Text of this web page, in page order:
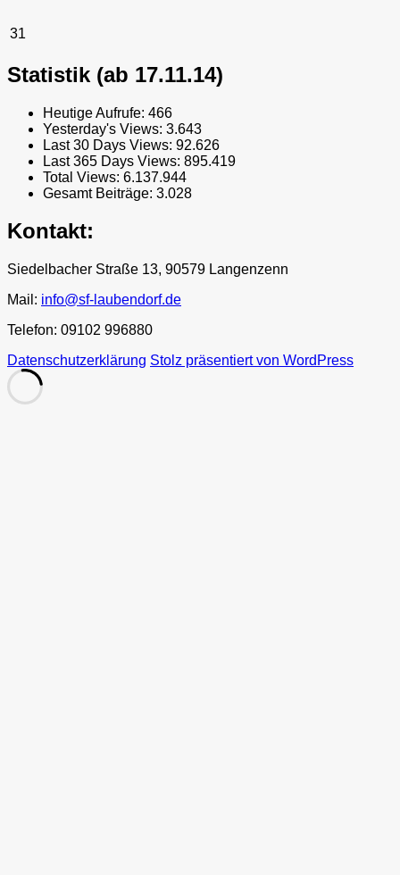
31
Statistik (ab 17.11.14)
Heutige Aufrufe: 466
Yesterday's Views: 3.643
Last 30 Days Views: 92.626
Last 365 Days Views: 895.419
Total Views: 6.137.944
Gesamt Beiträge: 3.028
Kontakt:
Siedelbacher Straße 13, 90579 Langenzenn
Mail: info@sf-laubendorf.de
Telefon: 09102 996880
Datenschutzerklärung Stolz präsentiert von WordPress